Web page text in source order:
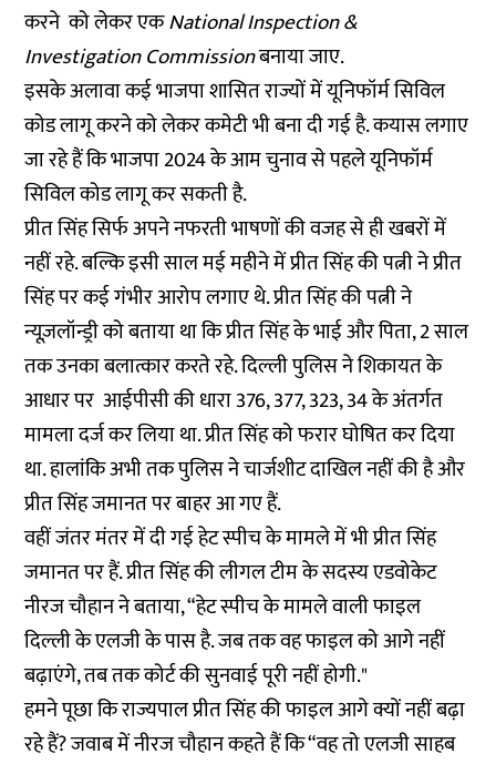
करने को लेकर एकNational Inspection &
Investigation Commissionबनाया जाए.
इसके अलावा कई भाजपा शासित राज्यों में यूनिफॉर्म सिविल
कोड लागू करने को लेकर कमेटी भी बना दी गई है. कयास लगाए
जा रहे हैं कि भाजपा 2024 के आम चुनाव से पहले यूनिफॉर्म
सिविल कोड लागू कर सकती है.
प्रीत सिंह सिर्फ अपने नफरती भाषणों की वजह से ही खबरों में
नहीं रहे. बल्कि इसी साल मई महीने में प्रीत सिंह की पत्नी ने प्रीत
सिंह पर कई गंभीर आरोप लगाए थे. प्रीत सिंह की पत्नी ने
न्यूज़लॉन्ड्री को बताया था कि प्रीत सिंह के भाई और पिता, 2 साल
तक उनका बलात्कार करते रहे. दिल्ली पुलिस ने शिकायत के
आधार पर आईपीसी की धारा 376, 377, 323, 34 के अंतर्गत
मामला दर्ज कर लिया था. प्रीत सिंह को फरार घोषित कर दिया
था. हालांकि अभी तक पुलिस ने चार्जशीट दाखिल नहीं की है और
प्रीत सिंह जमानत पर बाहर आ गए हैं.
वहीं जंतर मंतर में दी गई हेट स्पीच के मामले में भी प्रीत सिंह
जमानत पर हैं. प्रीत सिंह की लीगल टीम के सदस्य एडवोकेट
नीरज चौहान ने बताया, “हेट स्पीच के मामले वाली फाइल
दिल्ली के एलजी के पास है. जब तक वह फाइल को आगे नहीं
बढ़ाएंगे, तब तक कोर्ट की सुनवाई पूरी नहीं होगी."
हमने पूछा कि राज्यपाल प्रीत सिंह की फाइल आगे क्यों नहीं बढ़ा
रहे हैं? जवाब में नीरज चौहान कहते हैं कि “वह तो एलजी साहब